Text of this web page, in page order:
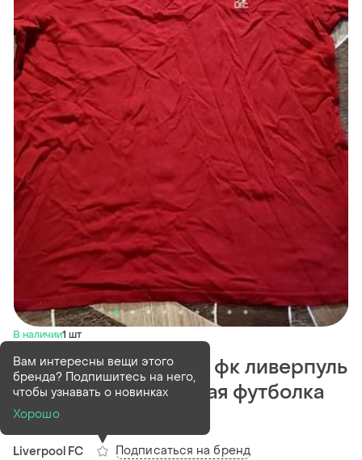
В наличии1 шт
Оригинальное поло фк ливерпуль
(liverpool f.c.) мужская футболка
ливерпуль
Liverpool FC
Вам интересны вещи этого
бренда? Подпишитесь на него,
чтобы узнавать о новинках
Хорошо
Подписаться на бренд